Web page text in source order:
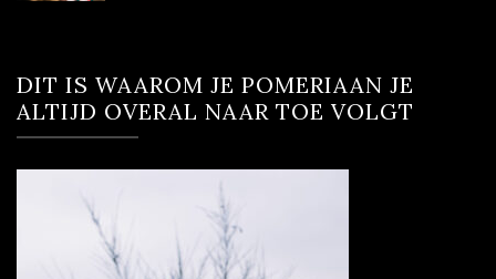
DIT IS WAAROM JE POMERIAAN JE
ALTIJD OVERAL NAAR TOE VOLGT